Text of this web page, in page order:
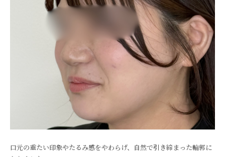
口元の重たい印象やたるみ感をやわらげ、自然で引き締まった輪郭に